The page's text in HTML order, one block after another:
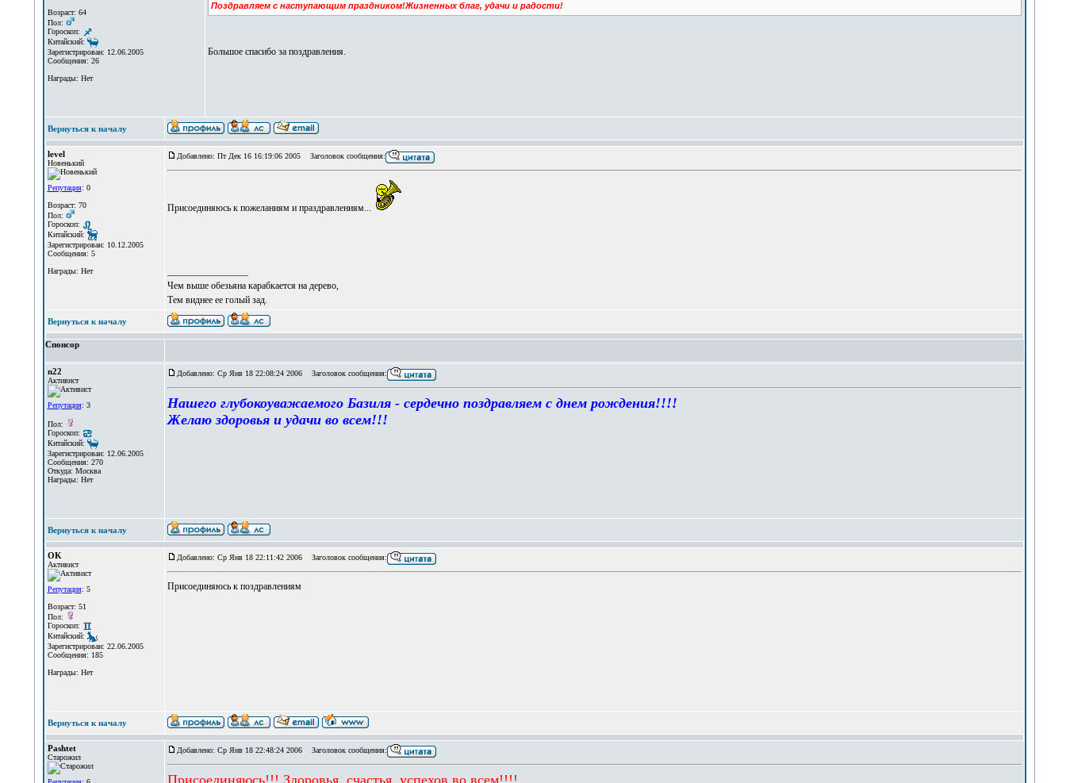
Возраст: 64
Пол:
Гороскоп:
Китайский:
Зарегистрирован: 12.06.2005
Сообщения: 26
Награды: Нет
Поздравляем с наступающим праздником!Жизненных благ, удачи и радости!
Большое спасибо за поздравления.
Вернуться к началу
level
Новенький
Репутация: 0
Возраст: 70
Пол:
Гороскоп:
Китайский:
Зарегистрирован: 10.12.2005
Сообщения: 5
Награды: Нет
Добавлено: Пт Дек 16 16:19:06 2005 Заголовок сообщения:
Присоединяюсь к пожеланиям и праздравлениям...
Чем выше обезьяна карабкается на дерево,
Тем виднее ее голый зад.
Вернуться к началу
Спонсор
n22
Активист
Репутация: 3
Пол:
Гороскоп:
Китайский:
Зарегистрирован: 12.06.2005
Сообщения: 270
Откуда: Москва
Награды: Нет
Добавлено: Ср Янв 18 22:08:24 2006 Заголовок сообщения:
Нашего глубокоуважаемого Базиля - сердечно поздравляем с днем рождения!!!!
Желаю здоровья и удачи во всем!!!
Вернуться к началу
OK
Активист
Репутация: 5
Возраст: 51
Пол:
Гороскоп:
Китайский:
Зарегистрирован: 22.06.2005
Сообщения: 185
Награды: Нет
Добавлено: Ср Янв 18 22:11:42 2006 Заголовок сообщения:
Присоединяюсь к поздравлениям
Вернуться к началу
Pashtet
Старожил
Добавлено: Ср Янв 18 22:48:24 2006 Заголовок сообщения:
Присоединяюсь!!! Здоровья, счастья, успехов во всем!!!!